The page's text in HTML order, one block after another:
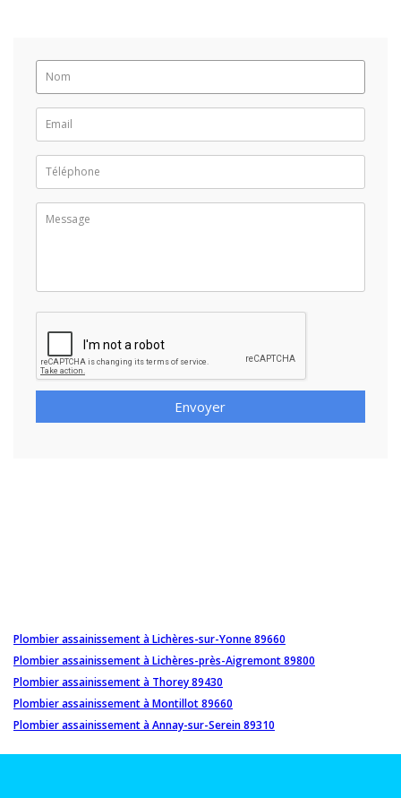
Envoyer
Plombier assainissement à Lichères-sur-Yonne 89660
Plombier assainissement à Lichères-près-Aigremont 89800
Plombier assainissement à Thorey 89430
Plombier assainissement à Montillot 89660
Plombier assainissement à Annay-sur-Serein 89310